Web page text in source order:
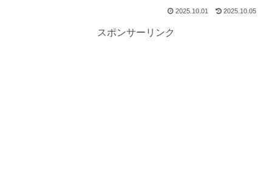
2025.10.01 2025.10.05
スポンサーリンク